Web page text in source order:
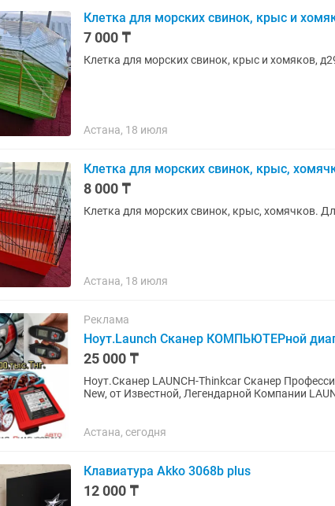
Клетка для морских свинок, крыс и
7 000 ₸
Клетка для морских свинок, крыс и хомяков,
Астана, 18 июля
Клетка для морских свинок, крыс,
8 000 ₸
Клетка для морских свинок, крыс, хомячков.
Астана, 18 июля
Реклама
Ноут.Launch Сканер КОМПЬЮТЕРной
25 000 ₸
Ноут.Сканер LAUNCH-Thinkcar Сканер
New, от Известной, Легендарной Компании
Астана, сегодня
Клавиатура Akko 3068b plus
12 000 ₸